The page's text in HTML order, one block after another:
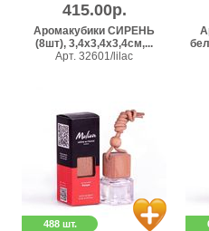
415.00р.
Аромакубики СИРЕНЬ
(8шт), 3,4х3,4х3,4см,...
Арт. 32601/lilac
488 шт.